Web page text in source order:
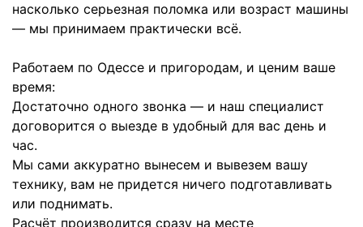
насколько серьезная поломка или возраст машины
— мы принимаем практически всё.
Работаем по Одессе и пригородам, и ценим ваше
время:
Достаточно одного звонка — и наш специалист
договорится о выезде в удобный для вас день и
час.
Мы сами аккуратно вынесем и вывезем вашу
технику, вам не придется ничего подготавливать
или поднимать.
Расчёт производится сразу на месте